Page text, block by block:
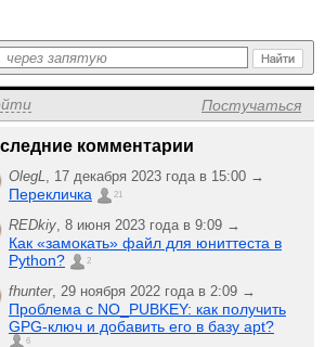
Постучаться
комментарии
OlegL, 17 декабря 2023 года в 15:00 →
Перекличка 21
REDkiy, 8 июня 2023 года в 9:09 →
Как «замокать» файл для юниттеста в
Python?
2
fhunter, 29 ноября 2022 года в 2:09 →
Проблема с NO_PUBKEY: как получить
GPG-ключ и добавить его в базу apt?
6